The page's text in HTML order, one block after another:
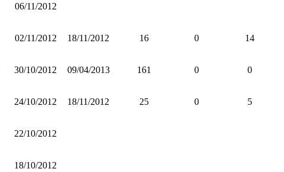
06/11/2012
02/11/2012 18/11/2012 16 0 14
30/10/2012 09/04/2013 161 0 0
24/10/2012 18/11/2012 25 0 5
22/10/2012
18/10/2012